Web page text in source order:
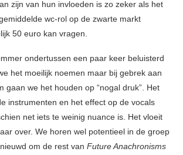
zijn van hun invloeden is zo zeker als het
wc-rol op de zwarte markt
50 euro kan vragen.
ondertussen een paar keer beluisterd
het moeilijk noemen maar bij gebrek aan
gaan we het houden op “nogal druk”. Het
instrumenten en het effect op de vocals
net iets te weinig nuance is. Het vloeit
over. We horen wel potentieel in de groep
om de rest van Future Anachronisms